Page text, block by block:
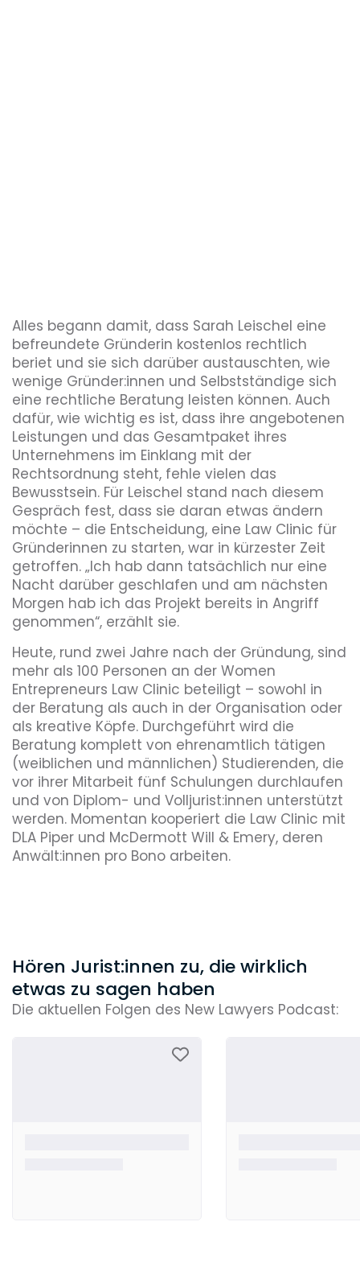
Alles begann damit, dass Sarah Leischel eine
befreundete Gründerin kostenlos rechtlich
beriet und sie sich darüber austauschten, wie
wenige Gründer:innen und Selbstständige sich
eine rechtliche Beratung leisten können. Auch
dafür, wie wichtig es ist, dass ihre angebotenen
Leistungen und das Gesamtpaket ihres
Unternehmens im Einklang mit der
Rechtsordnung steht, fehle vielen das
Bewusstsein. Für Leischel stand nach diesem
Gespräch fest, dass sie daran etwas ändern
möchte – die Entscheidung, eine Law Clinic für
Gründerinnen zu starten, war in kürzester Zeit
getroffen. „Ich hab dann tatsächlich nur eine
Nacht darüber geschlafen und am nächsten
Morgen hab ich das Projekt bereits in Angriff
genommen“, erzählt sie.
Heute, rund zwei Jahre nach der Gründung, sind
mehr als 100 Personen an der Women
Entrepreneurs Law Clinic beteiligt – sowohl in
der Beratung als auch in der Organisation oder
als kreative Köpfe. Durchgeführt wird die
Beratung komplett von ehrenamtlich tätigen
(weiblichen und männlichen) Studierenden, die
vor ihrer Mitarbeit fünf Schulungen durchlaufen
und von Diplom- und Volljurist:innen unterstützt
werden. Momentan kooperiert die Law Clinic mit
DLA Piper und McDermott Will & Emery, deren
Anwält:innen pro Bono arbeiten.
Hören Jurist:innen zu, die wirklich
etwas zu sagen haben
Die aktuellen Folgen des New Lawyers Podcast: